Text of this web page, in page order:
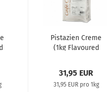
Pistazien Creme
(1kg Flavoured
31,95 EUR
31,95 EUR pro 1kg